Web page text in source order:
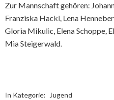
Zur Mannschaft gehören:
Franziska Hackl, Lena
Gloria Mikulic, Elena Schoppe,
Mia Steigerwald.
In Kategorie: Jugend